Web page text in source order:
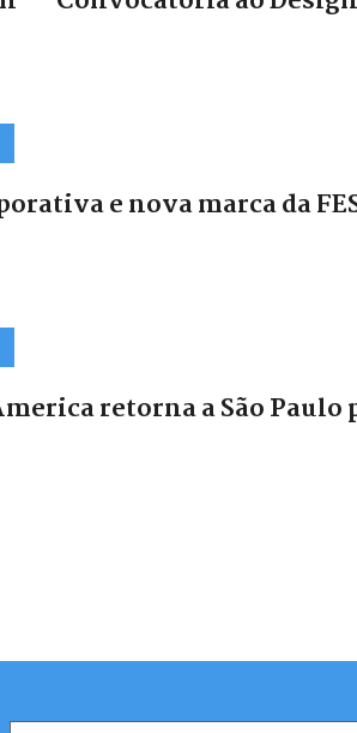
e nova marca da
retorna a São Paulo